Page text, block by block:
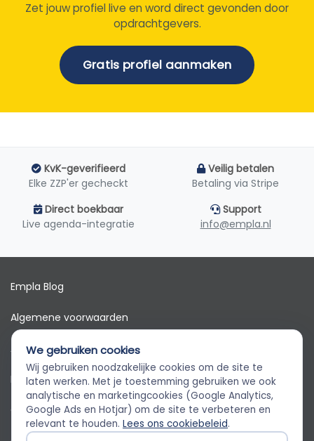
Zet jouw profiel live en word direct gevonden door
opdrachtgevers.
Gratis profiel aanmaken
KvK-geverifieerd
Elke ZZP'er gecheckt
Veilig betalen
Betaling via Stripe
Direct boekbaar
Live agenda-integratie
Support
info@empla.nl
Empla Blog
Algemene voorwaarden
AVG
Privacybeleid
Cookiebeleid
Empla Assistent
Altijd beschikbaar, stel een vraag
We gebruiken cookies
Wij gebruiken noodzakelijke cookies om de site te
laten werken. Met je toestemming gebruiken we ook
analytische en marketingcookies (Google Analytics,
Google Ads en Hotjar) om de site te verbeteren en
relevant te houden. Lees ons cookiebeleid.